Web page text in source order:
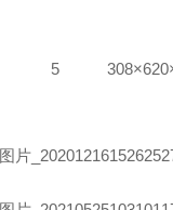
非常高